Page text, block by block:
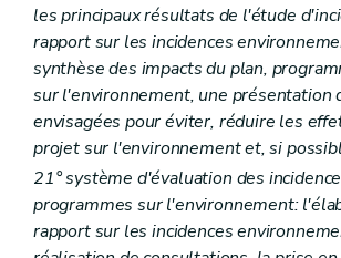
Art. R 26
Art. R 27
Art. R 28
Art. R 29
Art. R 30
Art. R 31
Art. R 32
Art. R 33
Titre II Initiation à
Art. R 34
Art. R 35
les principaux résultats de l'étude
rapport sur les incidences
synthèse des impacts du plan,
sur l'environnement, une présentation
envisagées pour éviter, réduire les
projet sur l'environnement et, si
21° système d'évaluation des
programmes sur l'environnement:
rapport sur les incidences